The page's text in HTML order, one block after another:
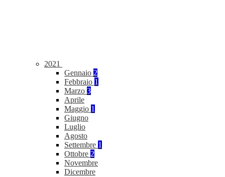
2021
Gennaio 2
Febbraio 1
Marzo 3
Aprile
Maggio 1
Giugno
Luglio
Agosto
Settembre 1
Ottobre 2
Novembre
Dicembre